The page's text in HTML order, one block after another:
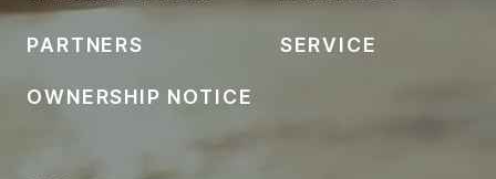
PARTNERS SERVICE
OWNERSHIP NOTICE